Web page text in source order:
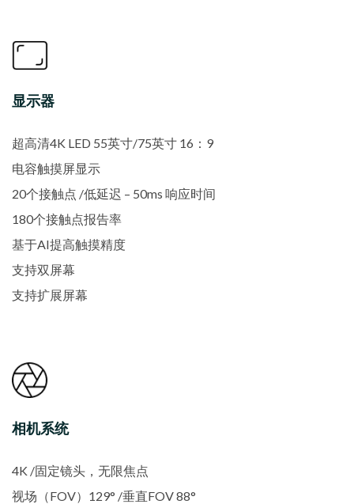
显示器
超高清4K LED 55英寸/75英寸 16：9
电容触摸屏显示
20个接触点 /低延迟 – 50ms 响应时间
180个接触点报告率
基于AI提高触摸精度
支持双屏幕
支持扩展屏幕
相机系统
4K /固定镜头，无限焦点
视场（FOV）129° /垂直FOV 88°